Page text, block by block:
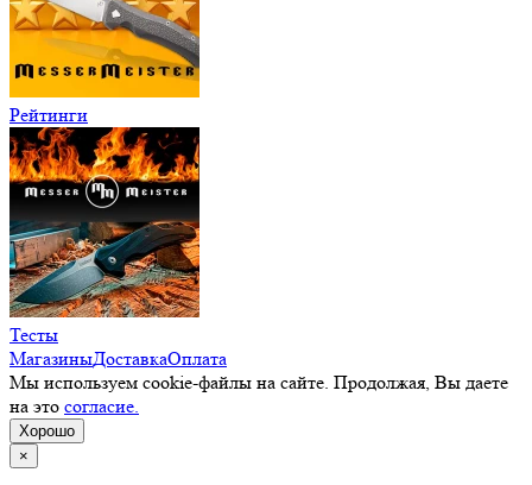
Рейтинги
Тесты
МагазиныДоставкаОплата
Мы используем cookie-файлы на сайте. Продолжая, Вы даете
на это согласие.
Хорошо
×